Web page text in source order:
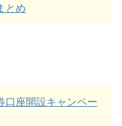
とめ
口座開設キャンペー